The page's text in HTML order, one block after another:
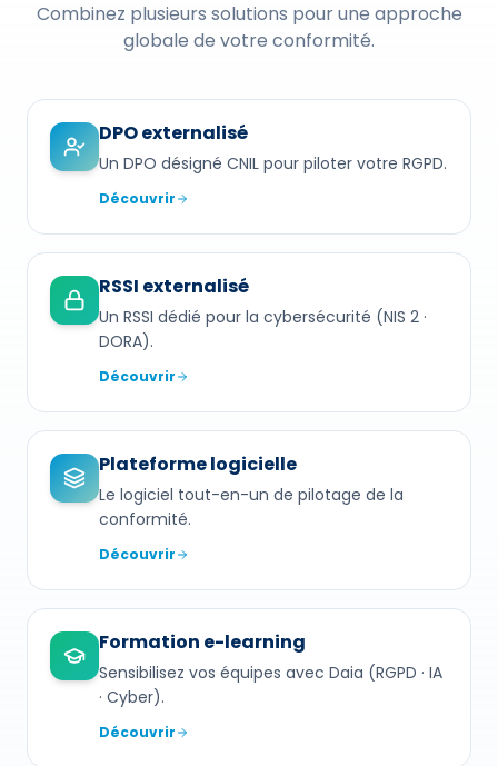
Combinez plusieurs solutions pour une approche
globale de votre conformité.
DPO externalisé
Un DPO désigné CNIL pour piloter votre RGPD.
Découvrir
RSSI externalisé
Un RSSI dédié pour la cybersécurité (NIS 2 ·
DORA).
Découvrir
Plateforme logicielle
Le logiciel tout-en-un de pilotage de la
conformité.
Découvrir
Formation e-learning
Sensibilisez vos équipes avec Daia (RGPD · IA
· Cyber).
Découvrir